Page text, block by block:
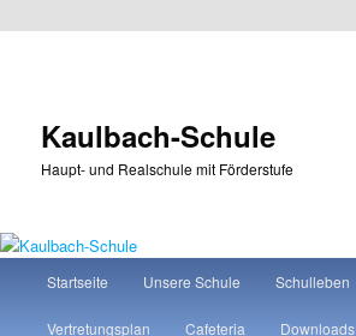
Kaulbach-Schule
Haupt- und Realschule mit Förderstufe
Startseite Unsere Schule Schulleben
Vertretungsplan Cafeteria Downloads